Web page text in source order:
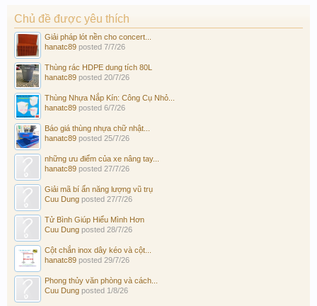
Chủ đề được yêu thích
Giải pháp lót nền cho concert...
hanatc89 posted 7/7/26
Thùng rác HDPE dung tích 80L
hanatc89 posted 20/7/26
Thùng Nhựa Nắp Kín: Công Cụ Nhỏ...
hanatc89 posted 6/7/26
Báo giá thùng nhựa chữ nhật...
hanatc89 posted 25/7/26
những ưu điểm của xe nâng tay...
hanatc89 posted 27/7/26
Giải mã bí ẩn năng lượng vũ trụ
Cuu Dung posted 27/7/26
Tử Bình Giúp Hiểu Mình Hơn
Cuu Dung posted 28/7/26
Cột chắn inox dây kéo và cột...
hanatc89 posted 29/7/26
Phong thủy văn phòng và cách...
Cuu Dung posted 1/8/26